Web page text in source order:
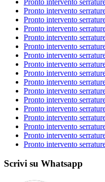
Pronto intervento
Pronto intervento
Pronto intervento
Pronto intervento
Pronto intervento
Pronto intervento
Pronto intervento
Pronto intervento
Pronto intervento
Pronto intervento
Pronto intervento
Pronto intervento
Pronto intervento
Pronto intervento
Pronto intervento
Pronto intervento
Pronto intervento
Scrivi su Whatsapp